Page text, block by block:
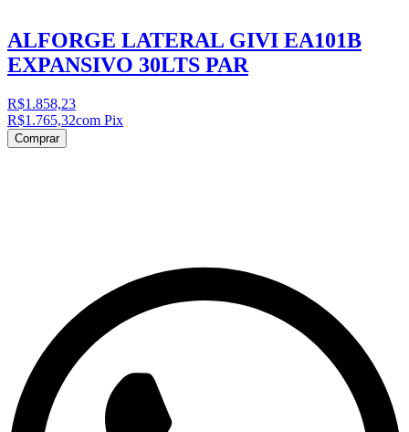
ALFORGE LATERAL GIVI EA101B
EXPANSIVO 30LTS PAR
R$1.858,23
R$1.765,32com Pix
Comprar